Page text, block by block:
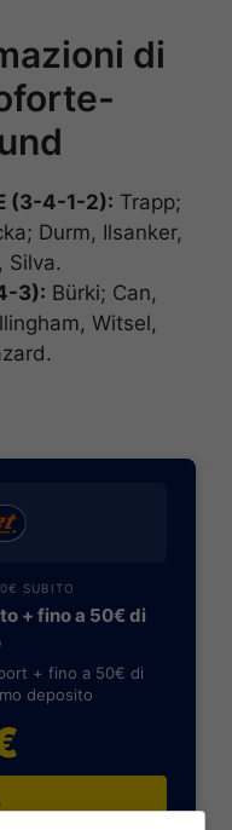
di
(3-4-1-2): Trapp;
Durm, Ilsanker,
Silva.
3): Bürki; Can,
Witsel,
SUBITO
+ fino a 50€ di
+ fino a 50€ di
deposito